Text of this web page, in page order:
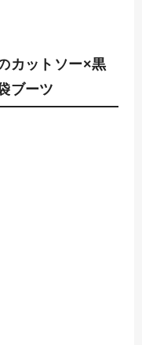
カットソー×黒
ブーツ